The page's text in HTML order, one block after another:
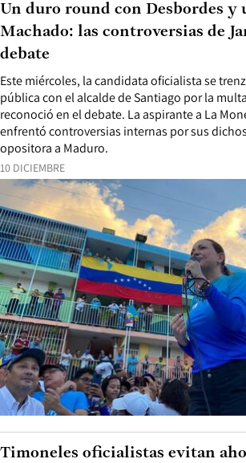
10 DICIEMBRE
Este miércoles, la candidata oficialista se
pública con el alcalde de Santiago por la
reconoció en el debate. La aspirante a La
enfrentó controversias internas por sus
opositora a Maduro.
Un duro round con Desbordes y
Machado: las controversias de
debate
Timoneles oficialistas evitan